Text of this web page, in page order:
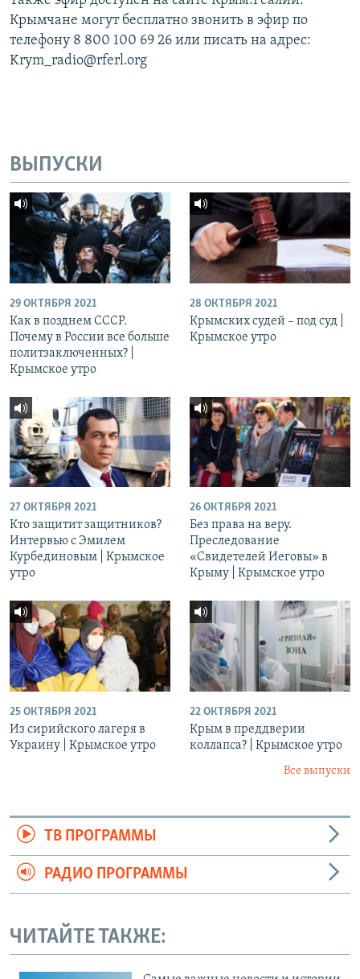
Крымчане могут бесплатно звонить в эфир по
телефону 8 800 100 69 26 или писать на адрес:
Krym_radio@rferl.org
ВЫПУСКИ
29 ОКТЯБРЯ 2021
Как в позднем СССР.
Почему в России все больше
политзаключенных? |
Крымское утро
28 ОКТЯБРЯ 2021
Крымских судей – под суд |
Крымское утро
27 ОКТЯБРЯ 2021
Кто защитит защитников?
Интервью с Эмилем
Курбединовым | Крымское
утро
26 ОКТЯБРЯ 2021
Без права на веру.
Преследование
«Свидетелей Иеговы» в
Крыму | Крымское утро
25 ОКТЯБРЯ 2021
Из сирийского лагеря в
Украину | Крымское утро
22 ОКТЯБРЯ 2021
Крым в преддверии
коллапса? | Крымское утро
Все выпуски
ТВ ПРОГРАММЫ
РАДИО ПРОГРАММЫ
ЧИТАЙТЕ ТАКЖЕ: